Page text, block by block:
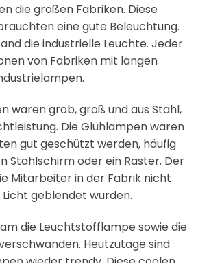
die großen Fabriken. Diese
eine gute Beleuchtung.
die industrielle Leuchte. Jeder
von Fabriken mit langen
waren grob, groß und aus Stahl,
Die Glühlampen waren
gut geschützt werden, häufig
Stahlschirm oder ein Raster. Der
Mitarbeiter in der Fabrik nicht
geblendet wurden.
die Leuchtstofflampe sowie die
Heutzutage sind